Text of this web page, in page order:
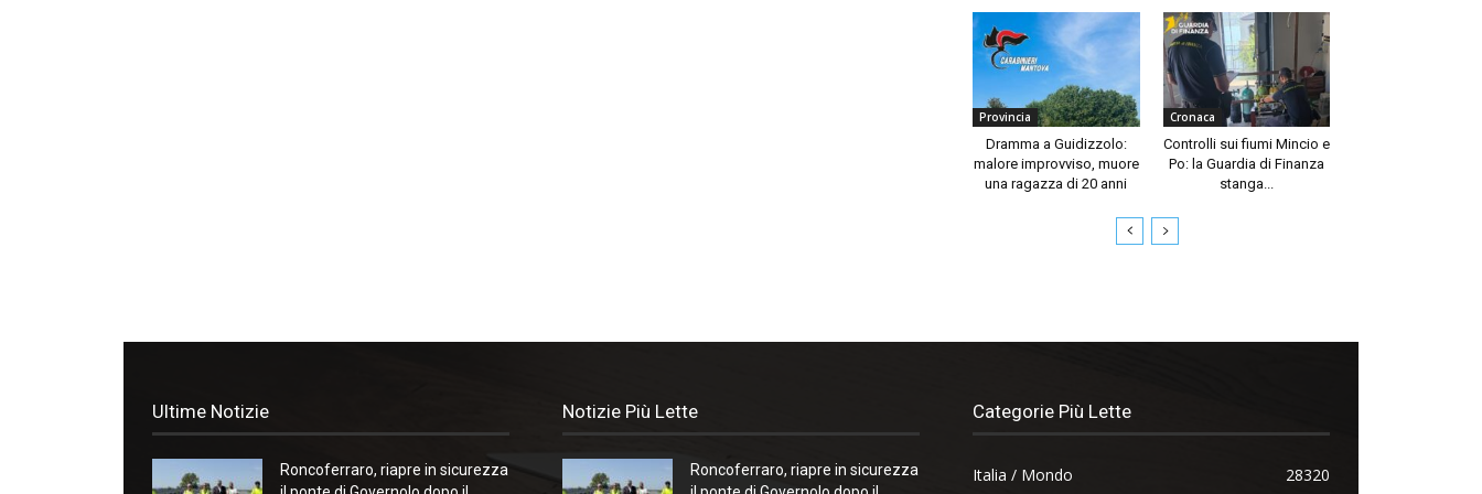
Provincia
Dramma a Guidizzolo:
malore improvviso, muore
una ragazza di 20 anni
Cronaca
Controlli sui fiumi Mincio e
Po: la Guardia di Finanza
stanga...
Ultime Notizie
Roncoferraro, riapre in sicurezza
Notizie Più Lette
Roncoferraro, riapre in sicurezza
Categorie Più Lette
Italia / Mondo 28320